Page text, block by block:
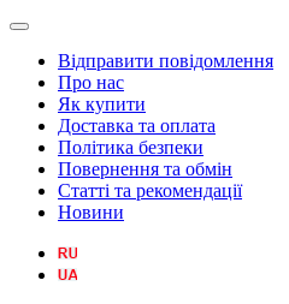
Відправити повідомлення
Про нас
Як купити
Доставка та оплата
Політика безпеки
Повернення та обмін
Статті та рекомендації
Новини